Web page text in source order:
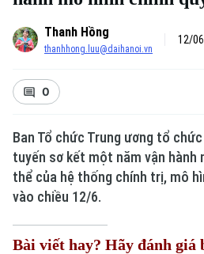
Xu hướng
Thanh Hồng
thanhhong.luu@daihanoi.vn
12/
0
Ban Tổ chức Trung ương tổ
tuyến sơ kết một năm vận
thể của hệ thống chính trị, mô
vào chiều 12/6.
Bài viết hay? Hãy đánh giá